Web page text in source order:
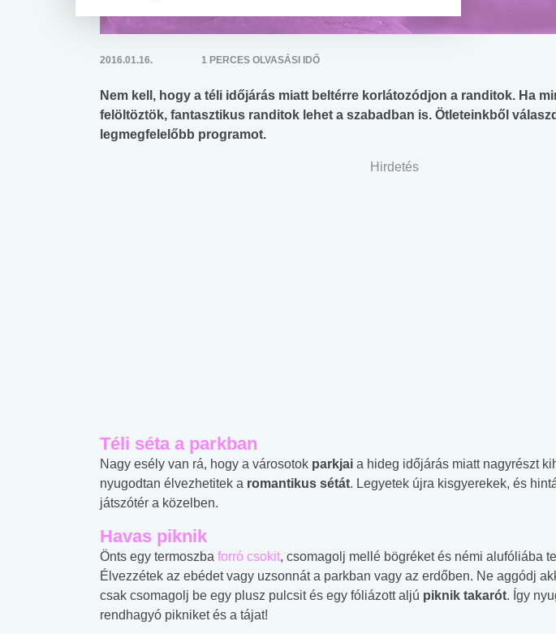
2016.01.16. 1 PERCES OLVASÁSI IDŐ
Nem kell, hogy a téli időjárás miatt beltérre korlátozódjon a randitok. Ha
felöltöztök, fantasztikus randitok lehet a szabadban is. Ötleteinkből
legmegfelelőbb programot.
Hirdetés
Téli séta a parkban
Nagy esély van rá, hogy a városotok parkjai a hideg időjárás miatt nagyrészt
nyugodtan élvezhetitek a romantikus sétát. Legyetek újra kisgyerekek, és
játszótér a közelben.
Havas piknik
Önts egy termoszba forró csokit, csomagolj mellé bögréket és némi alufóliába
Élvezzétek az ebédet vagy uzsonnát a parkban vagy az erdőben. Ne aggódj
csak csomagolj be egy plusz pulcsit és egy fóliázott aljú piknik takarót. Így
rendhagyó pikniket és a tájat!